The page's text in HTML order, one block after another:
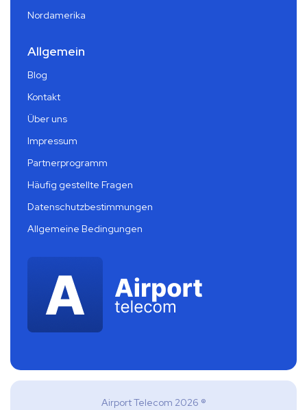
Nordamerika
Allgemein
Blog
Kontakt
Über uns
Impressum
Partnerprogramm
Häufig gestellte Fragen
Datenschutzbestimmungen
Allgemeine Bedingungen
Airport Telecom 2026 ®